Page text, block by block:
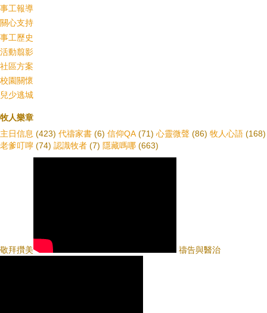
事工報導
關心支持
事工歷史
活動翦影
社區方案
校園關懷
兒少逃城
牧人樂章
主日信息 (423) 代禱家書 (6) 信仰QA (71) 心靈微聲 (86) 牧人心語 (168)
老爹叮嚀 (74) 認識牧者 (7) 隱藏嗎哪 (663)
敬拜攢美 禱告與醫治